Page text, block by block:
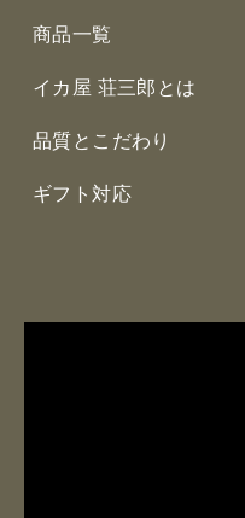
商品一覧
イカ屋 荘三郎とは
品質とこだわり
ギフト対応